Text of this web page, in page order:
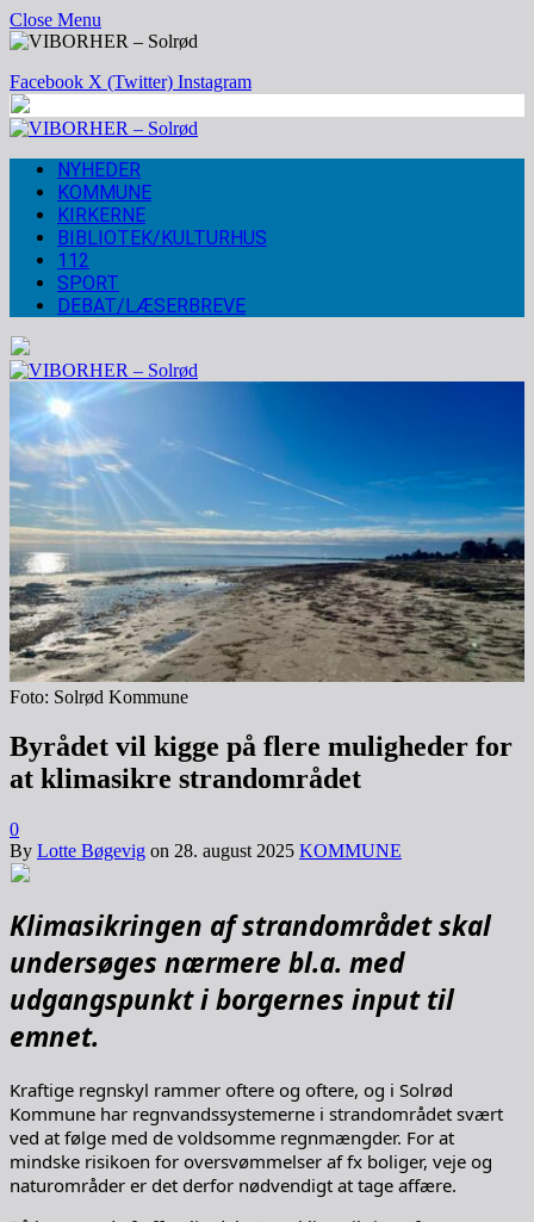
Close Menu
Facebook X (Twitter) Instagram
NYHEDER
KOMMUNE
KIRKERNE
BIBLIOTEK/KULTURHUS
112
SPORT
DEBAT/LÆSERBREVE
Foto: Solrød Kommune
Byrådet vil kigge på flere muligheder for
at klimasikre strandområdet
0
By Lotte Bøgevig on 28. august 2025 KOMMUNE
Klimasikringen af strandområdet skal
undersøges nærmere bl.a. med
udgangspunkt i borgernes input til
emnet.
Kraftige regnskyl rammer oftere og oftere, og i Solrød
Kommune har regnvandssystemerne i strandområdet svært
ved at følge med de voldsomme regnmængder. For at
mindske risikoen for oversvømmelser af fx boliger, veje og
naturområder er det derfor nødvendigt at tage affære.